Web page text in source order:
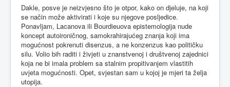
Dakle, posve je neizvjesno što je otpor, kako on djeluje, na koji
se način može aktivirati i koje su njegove posljedice.
Ponavljam, Lacanova ili Bourdieuova epistemologija nude
koncept autoironičnog, samokrahirajućeg znanja koji ima
mogućnost pokrenuti disenzus, a ne konzenzus kao političku
silu. Volio bih raditi i živjeti u znanstvenoj i društvenoj zajednici
koja ne bi imala problem sa stalnim propitivanjem vlastitih
uvjeta mogućnosti. Opet, svjestan sam u kojoj je mjeri ta želja
utopija.